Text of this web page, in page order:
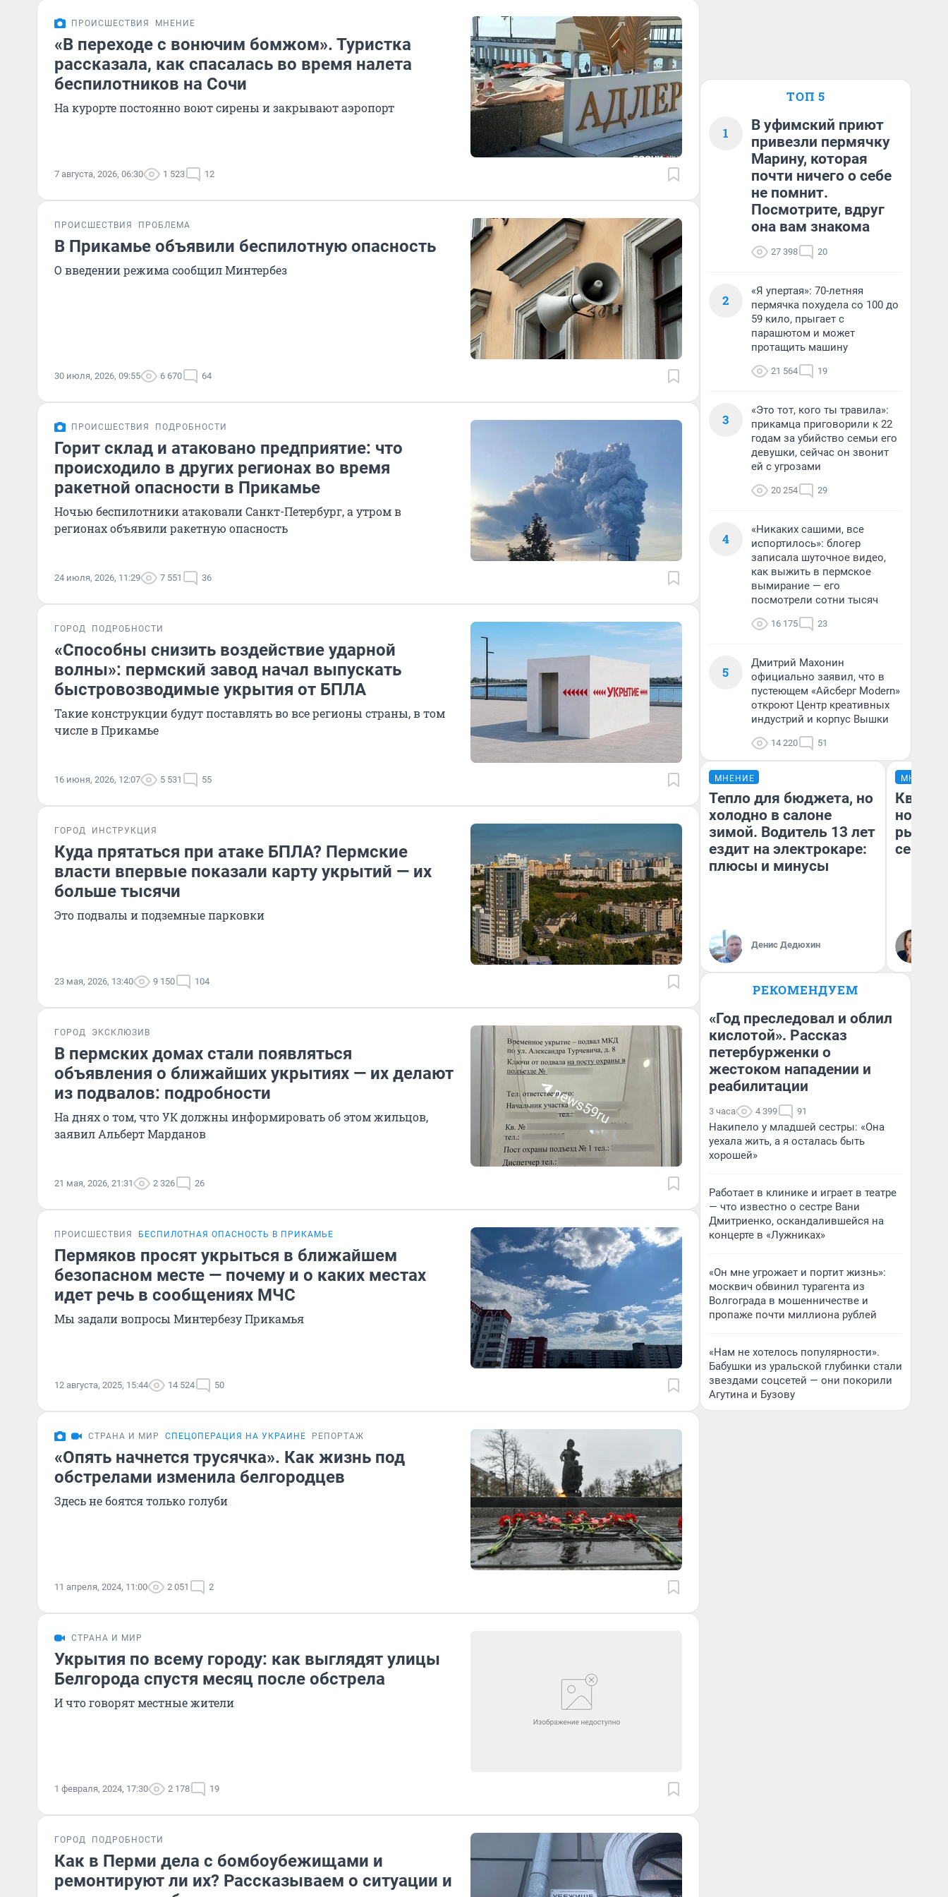
ПРОИСШЕСТВИЯ МНЕНИЕ
«В переходе с вонючим бомжом». Туристка
рассказала, как спасалась во время налета
беспилотников на Сочи
На курорте постоянно воют сирены и закрывают аэропорт
7 августа, 2026, 06:30 1 523 12
ПРОИСШЕСТВИЯ ПРОБЛЕМА
В Прикамье объявили беспилотную опасность
О введении режима сообщил Минтербез
30 июля, 2026, 09:55 6 670 64
ПРОИСШЕСТВИЯ ПОДРОБНОСТИ
Горит склад и атаковано предприятие: что
происходило в других регионах во время
ракетной опасности в Прикамье
Ночью беспилотники атаковали Санкт-Петербург, а утром в
регионах объявили ракетную опасность
24 июля, 2026, 11:29 7 551 36
ГОРОД ПОДРОБНОСТИ
«Способны снизить воздействие ударной
волны»: пермский завод начал выпускать
быстровозводимые укрытия от БПЛА
Такие конструкции будут поставлять во все регионы страны, в том
числе в Прикамье
16 июня, 2026, 12:07 5 531 55
ГОРОД ИНСТРУКЦИЯ
Куда прятаться при атаке БПЛА? Пермские
власти впервые показали карту укрытий — их
больше тысячи
Это подвалы и подземные парковки
23 мая, 2026, 13:40 9 150 104
ГОРОД ЭКСКЛЮЗИВ
В пермских домах стали появляться
объявления о ближайших укрытиях — их делают
из подвалов: подробности
На днях о том, что УК должны информировать об этом жильцов,
заявил Альберт Марданов
21 мая, 2026, 21:31 2 326 26
ПРОИСШЕСТВИЯ БЕСПИЛОТНАЯ ОПАСНОСТЬ В ПРИКАМЬЕ
Пермяков просят укрыться в ближайшем
безопасном месте — почему и о каких местах
идет речь в сообщениях МЧС
Мы задали вопросы Минтербезу Прикамья
12 августа, 2025, 15:44 14 524 50
СТРАНА И МИР СПЕЦОПЕРАЦИЯ НА УКРАИНЕ РЕПОРТАЖ
«Опять начнется трусячка». Как жизнь под
обстрелами изменила белгородцев
Здесь не боятся только голуби
11 апреля, 2024, 11:00 2 051 2
СТРАНА И МИР
Укрытия по всему городу: как выглядят улицы
Белгорода спустя месяц после обстрела
И что говорят местные жители
1 февраля, 2024, 17:30 2 178 19
ГОРОД ПОДРОБНОСТИ
Как в Перми дела с бомбоубежищами и
ремонтируют ли их? Рассказываем о ситуации и
ТОП 5
1
В уфимский приют
привезли пермячку
Марину, которая
почти ничего о себе
не помнит.
Посмотрите, вдруг
она вам знакома
27 398 20
2
«Я упертая»: 70-летняя
пермячка похудела со 100 до
59 кило, прыгает с
парашютом и может
протащить машину
21 564 19
3
«Это тот, кого ты травила»:
прикамца приговорили к 22
годам за убийство семьи его
девушки, сейчас он звонит
ей с угрозами
20 254 29
4
«Никаких сашими, все
испортилось»: блогер
записала шуточное видео,
как выжить в пермское
вымирание — его
посмотрели сотни тысяч
16 175 23
5
Дмитрий Махонин
официально заявил, что в
пустеющем «Айсберг Modern»
откроют Центр креативных
индустрий и корпус Вышки
14 220 51
МНЕНИЕ
Тепло для бюджета, но
холодно в салоне
зимой. Водитель 13 лет
ездит на электрокаре:
плюсы и минусы
Денис Дедюхин
МНЕНИЕ
но
рынок
РЕКОМЕНДУЕМ
«Год преследовал и облил
кислотой». Рассказ
петербурженки о
жестоком нападении и
реабилитации
3 часа 4 399 91
Накипело у младшей сестры: «Она
уехала жить, а я осталась быть
хорошей»
Работает в клинике и играет в театре
— что известно о сестре Вани
Дмитриенко, оскандалившейся на
концерте в «Лужниках»
«Он мне угрожает и портит жизнь»:
москвич обвинил турагента из
Волгограда в мошенничестве и
пропаже почти миллиона рублей
«Нам не хотелось популярности».
Бабушки из уральской глубинки стали
звездами соцсетей — они покорили
Агутина и Бузову